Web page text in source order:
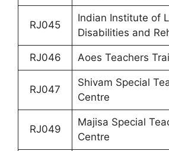
RJ045
Indian Institute of
Disabilities and
RJ046 Aoes Teachers
RJ047
Shivam Special
Centre
RJ049
Majisa Special
Centre